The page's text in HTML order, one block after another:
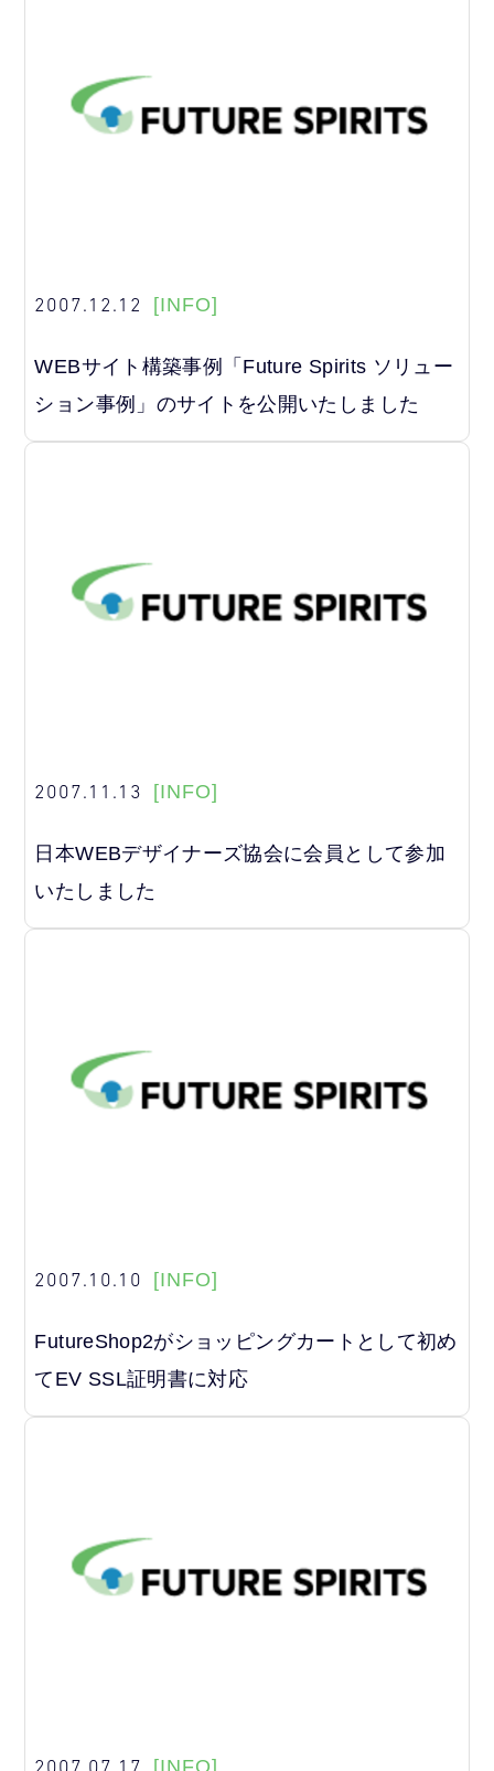
2007.12.12 [INFO]
WEBサイト構築事例「Future Spirits ソリュー
ション事例」のサイトを公開いたしました
2007.11.13 [INFO]
日本WEBデザイナーズ協会に会員として参加
いたしました
2007.10.10 [INFO]
FutureShop2がショッピングカートとして初め
てEV SSL証明書に対応